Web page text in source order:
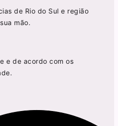
de Rio do Sul e região
mão.
e de acordo com os
.